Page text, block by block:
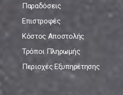
Παραδόσεις
Επιστροφές
Κόστος Αποστολής
Τρόποι Πληρωμής
Περιοχές Εξυπηρέτησης